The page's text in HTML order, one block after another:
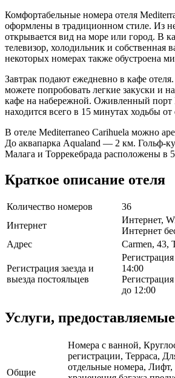
Комфортабельные номера отеля
оформлены в традиционном стиле. Из
открывается вид на море или город. В
телевизор, холодильник и собственная
некоторых номерах также обустроена
Завтрак подают ежедневно в кафе
можете попробовать легкие закуски и
кафе на набережной. Оживленный порт
находится всего в 15 минутах ходьбы от
В отеле Mediterraneo Carihuela можно
До аквапарка Aqualand — 2 км. Гольф-
Малага и Торрекебрада расположены в
Краткое описание отеля
Количество номеров
36
Интернет
Интернет,
Интернет
Адрес
Carmen, 43,
Регистрация заезда и
выезда постояльцев
Регистрация
14:00
до 12:00
Услуги,
Общие
Номера с ванной,
регистрации, Терраса,
отдельные номера,